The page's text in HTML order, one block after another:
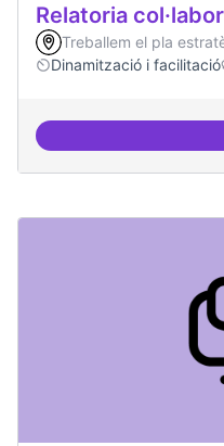
Relatoria
Treballem el pla
Dinamització i facilitació